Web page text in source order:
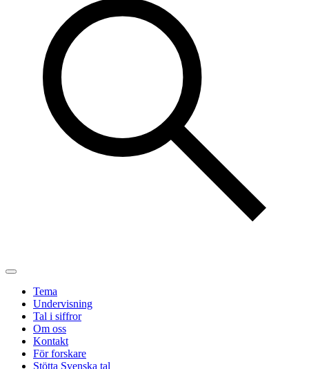
Tema
Undervisning
Tal i siffror
Om oss
Kontakt
För forskare
Stötta Svenska tal